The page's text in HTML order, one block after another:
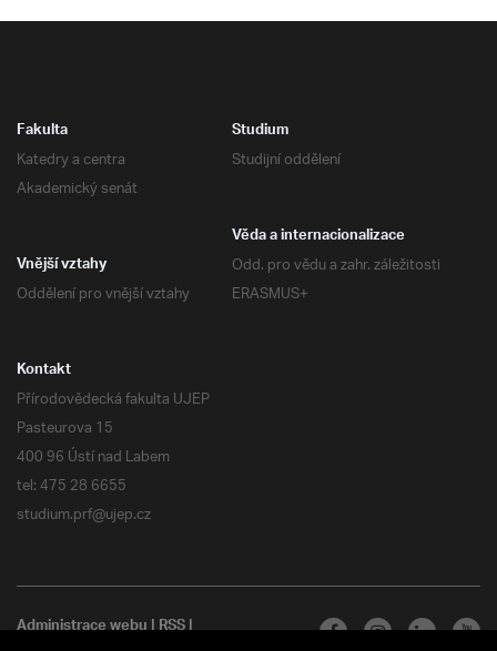
Fakulta
Katedry a centra
Akademický senát
Studium
Studijní oddělení
Věda a internacionalizace
Odd. pro vědu a zahr. záležitosti
ERASMUS+
Vnější vztahy
Oddělení pro vnější vztahy
Kontakt
Přírodovědecká fakulta UJEP
Pasteurova 15
400 96 Ústí nad Labem
tel: 475 28 6655
studium.prf@ujep.cz
Administrace webu|RSS|